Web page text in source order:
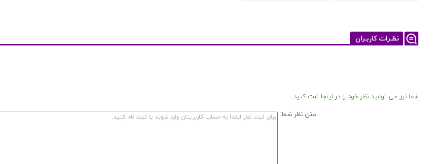
نظـرات کاربـران
شما نیز می توانید نظر خود را در اینجا ثبت کنید.
متن نظر شما: